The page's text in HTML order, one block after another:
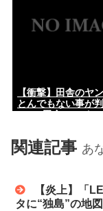
【衝撃】田舎のヤ
とんでもない事が
の？もしかして…
関連記事 あ
タに“独島”の地